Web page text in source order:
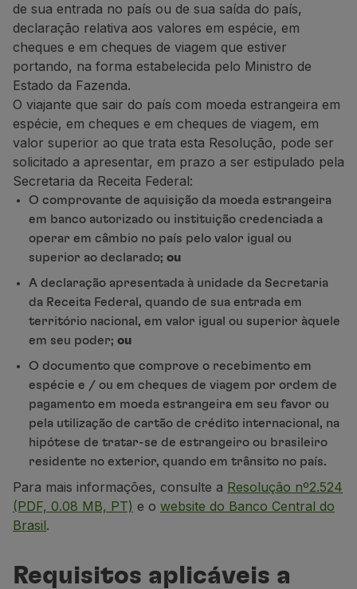
Informações de Check-in
TAP Miles&Go
Programa TAP Miles&Go
Conhecer o Programa
Acumular milhas
Utilizar milhas
Parceiros
Club TAP Miles&Go
Promoções e Ofertas
Central de ajuda
Perguntas frequentes
Pedidos e reclamações
Contactos
Informações úteis
Reembolsos
Fatura online
Bagagem perdida / danificada
Voo atrasado / cancelado
de sua entrada no país ou de sua saída do país,
declaração relativa aos valores em espécie, em
cheques e em cheques de viagem que estiver
portando, na forma estabelecida pelo Ministro de
Estado da Fazenda.
O viajante que sair do país com moeda estrangeira em
espécie, em cheques e em cheques de viagem, em
valor superior ao que trata esta Resolução, pode ser
solicitado a apresentar, em prazo a ser estipulado pela
Secretaria da Receita Federal:
O comprovante de aquisição da moeda estrangeira
em banco autorizado ou instituição credenciada a
operar em câmbio no país pelo valor igual ou
superior ao declarado; ou
A declaração apresentada à unidade da Secretaria
da Receita Federal, quando de sua entrada em
território nacional, em valor igual ou superior àquele
em seu poder; ou
O documento que comprove o recebimento em
espécie e / ou em cheques de viagem por ordem de
pagamento em moeda estrangeira em seu favor ou
pela utilização de cartão de crédito internacional, na
hipótese de tratar-se de estrangeiro ou brasileiro
residente no exterior, quando em trânsito no país.
Para mais informações, consulte a Resolução nº2.524
(PDF, 0.08 MB, PT) e o website do Banco Central do
Brasil.
Requisitos aplicáveis a